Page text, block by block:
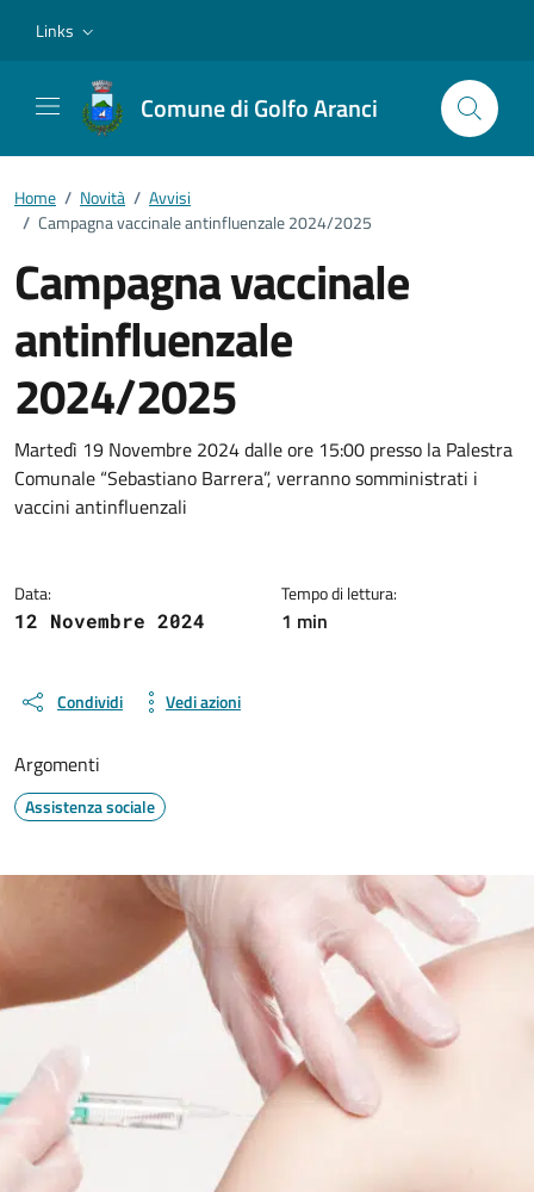
Links
Comune di Golfo Aranci
Home / Novità / Avvisi
/ Campagna vaccinale antinfluenzale 2024/2025
Campagna vaccinale
antinfluenzale
2024/2025
Dettagli della notizia
Martedì 19 Novembre 2024 dalle ore 15:00 presso la Palestra
Comunale “Sebastiano Barrera”, verranno somministrati i
vaccini antinfluenzali
Data:
12 Novembre 2024
Tempo di lettura:
1 min
Condividi Vedi azioni
Argomenti
Assistenza sociale